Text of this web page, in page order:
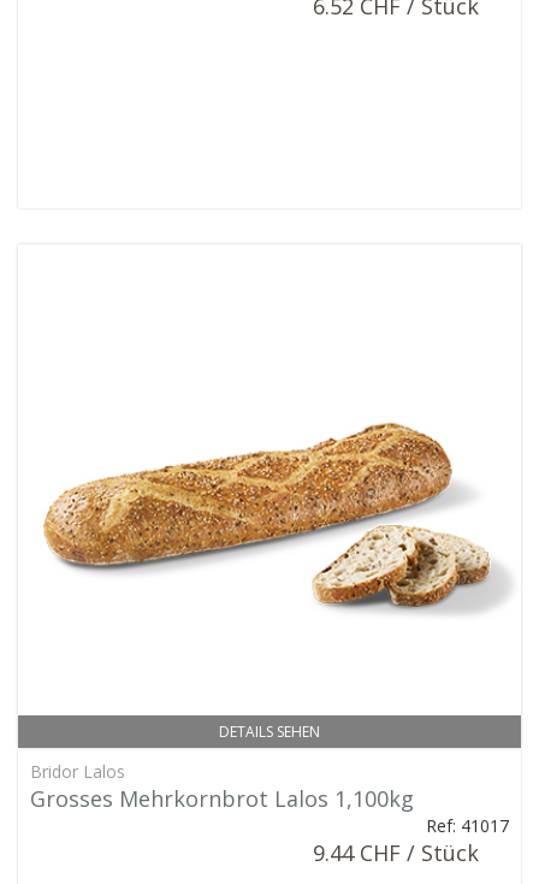
6.52 CHF / Stück
DETAILS SEHEN
Bridor Lalos
Grosses Mehrkornbrot Lalos 1,100kg
Ref: 41017
9.44 CHF / Stück